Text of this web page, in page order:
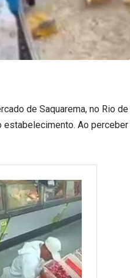
de Saquarema, no Rio de
Ao perceber